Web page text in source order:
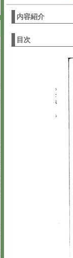
内容紹介
目次